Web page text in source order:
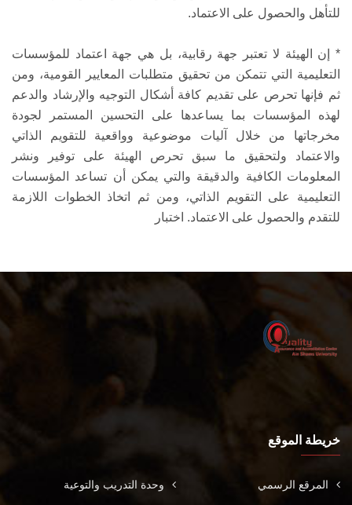
للتأهل والحصول على الاعتماد.
* إن الهيئة لا تعتبر جهة رقابية، بل هي جهة اعتماد للمؤسسات
التعليمية التي تتمكن من تحقيق متطلبات المعايير القومية، ومن
ثم فإنها تحرص على تقديم كافة أشكال التوجيه والإرشاد والدعم
لهذه المؤسسات بما يساعدها على التحسين المستمر لجودة
مخرجاتها من خلال آليات موضوعية وواقعية للتقويم الذاتي
والاعتماد ولتحقيق ما سبق تحرص الهيئة على توفير ونشر
المعلومات الكافية والدقيقة والتي يمكن أن تساعد المؤسسات
التعليمية على التقويم الذاتي، ومن ثم اتخاذ الخطوات اللازمة
للتقدم والحصول على الاعتماد. اختبار
خريطة الموقع
المرقع الرسمي وحدة التدريب والتوعية